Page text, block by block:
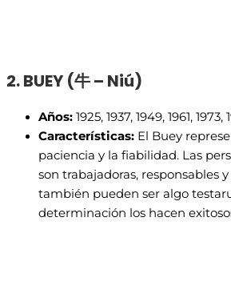
2. BUEY (牛 – Niú)
Años: 1925, 1937, 1949, 1961,
Características: El Buey
paciencia y la fiabilidad. Las
son trabajadoras, responsables
también pueden ser algo
determinación los hacen